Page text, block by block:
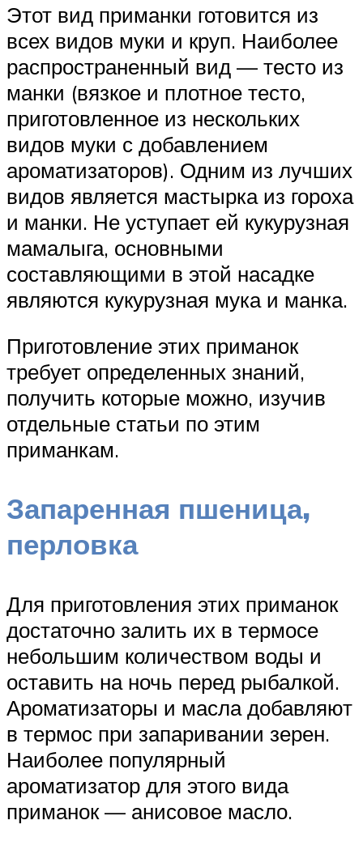
Этот вид приманки готовится из
всех видов муки и круп. Наиболее
распространенный вид — тесто из
манки (вязкое и плотное тесто,
приготовленное из нескольких
видов муки с добавлением
ароматизаторов). Одним из лучших
видов является мастырка из гороха
и манки. Не уступает ей кукурузная
мамалыга, основными
составляющими в этой насадке
являются кукурузная мука и манка.
Приготовление этих приманок
требует определенных знаний,
получить которые можно, изучив
отдельные статьи по этим
приманкам.
Запаренная пшеница,
перловка
Для приготовления этих приманок
достаточно залить их в термосе
небольшим количеством воды и
оставить на ночь перед рыбалкой.
Ароматизаторы и масла добавляют
в термос при запаривании зерен.
Наиболее популярный
ароматизатор для этого вида
приманок — анисовое масло.